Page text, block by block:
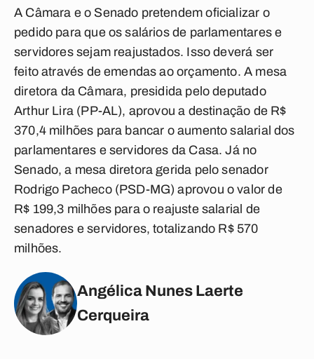
A Câmara e o Senado pretendem oficializar o
pedido para que os salários de parlamentares e
servidores sejam reajustados. Isso deverá ser
feito através de emendas ao orçamento. A mesa
diretora da Câmara, presidida pelo deputado
Arthur Lira (PP-AL), aprovou a destinação de R$
370,4 milhões para bancar o aumento salarial dos
parlamentares e servidores da Casa. Já no
Senado, a mesa diretora gerida pelo senador
Rodrigo Pacheco (PSD-MG) aprovou o valor de
R$ 199,3 milhões para o reajuste salarial de
senadores e servidores, totalizando R$ 570
milhões.
Angélica Nunes Laerte
Cerqueira